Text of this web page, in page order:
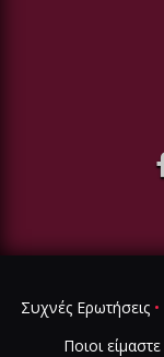
Συχνές Ερωτήσεις•
Ποιοι είμαστε